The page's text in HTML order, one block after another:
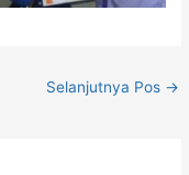
Selanjutnya Pos →